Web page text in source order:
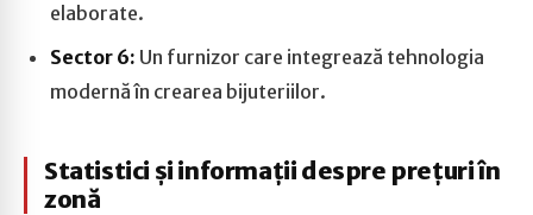
elaborate.
Sector 6: Un furnizor care integrează tehnologia
modernă în crearea bijuteriilor.
Statistici și informații despre prețuri în
zonă